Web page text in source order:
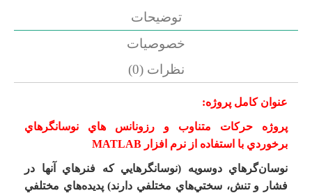
توضیحات
خصوصیات
نظرات (0)
عنوان کامل پروژه:
پروژه حرکات متناوب و رزونانس هاي نوسانگرهاي
برخوردي با استفاده از نرم افزار MATLAB
نوسانگرهاي دوسويه (نوسان­گرهايي که فنرهاي آنها در
فشار و تنش، سختي‌هاي مختلفي دارند) پديده­‌هاي مختلفي